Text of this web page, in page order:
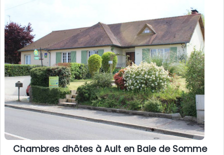
Chambres dhôtes à Ault en Baie de Somme